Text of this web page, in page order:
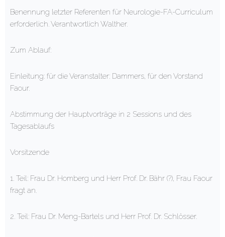
Benennung letzter Referenten für Neurologie-FA-Curriculum
erforderlich. Verantwortlich Walther.
Zum Ablauf:
Einleitung: für die Veranstalter: Dammers, für den Vorstand
Faour.
Abstimmung der Hauptvorträge in 2 Sessions und des
Tagesablaufs
Vorsitzende
1. Teil: Frau Dr. Homberg und Herr Prof. Dr. Bähr (?), Frau Faour
fragt an.
2. Teil: Frau Dr. Meng-Bartels und Herr Prof. Dr. Schlösser.